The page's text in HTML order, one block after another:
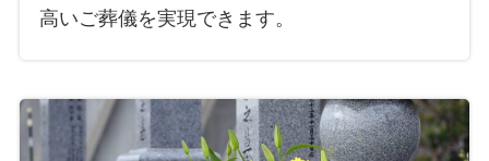
高いご葬儀を実現できます。